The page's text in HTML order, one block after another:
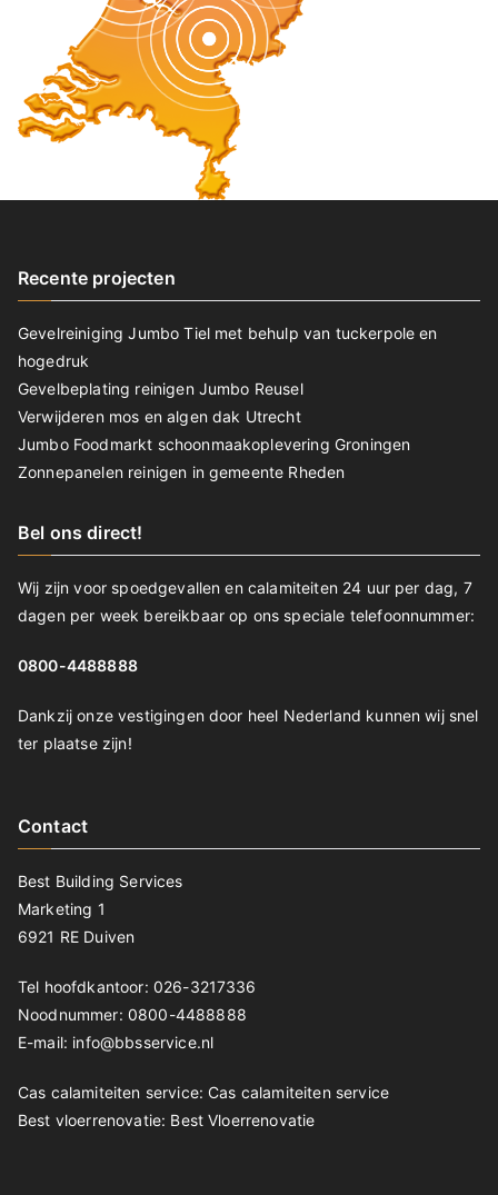
Recente projecten
Gevelreiniging Jumbo Tiel met behulp van tuckerpole en
hogedruk
Gevelbeplating reinigen Jumbo Reusel
Verwijderen mos en algen dak Utrecht
Jumbo Foodmarkt schoonmaakoplevering Groningen
Zonnepanelen reinigen in gemeente Rheden
Bel ons direct!
Wij zijn voor spoedgevallen en calamiteiten 24 uur per dag, 7
dagen per week bereikbaar op ons speciale telefoonnummer:
0800-4488888
Dankzij onze vestigingen door heel Nederland kunnen wij snel
ter plaatse zijn!
Contact
Best Building Services
Marketing 1
6921 RE Duiven
Tel hoofdkantoor: 026-3217336
Noodnummer: 0800-4488888
E-mail: info@bbsservice.nl
Cas calamiteiten service: Cas calamiteiten service
Best vloerrenovatie: Best Vloerrenovatie